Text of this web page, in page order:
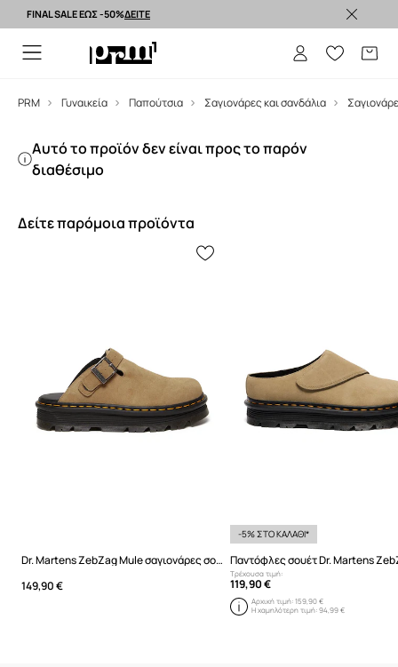
FINAL SALE ΕΩΣ -50%ΔΕΙΤΕ
PRM Γυναικεία Παπούτσια Σαγιονάρες και σανδάλια
Αυτό το προϊόν δεν είναι προς το παρόν
διαθέσιμο
Δείτε παρόμοια προϊόντα
Dr. Martens ZebZag Mule σαγιονάρες σουέτ
149,90 €
-5% ΣΤΟ ΚΑΛΑΘΙ*
Τρέχουσα τιμή:
119,90 €
Αρχική τιμή: 159,90 €
Η χαμηλότερη τιμή: 94,99 €